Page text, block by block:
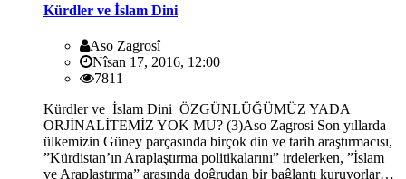
Kürdler ve İslam Dini
Aso Zagrosî
Nîsan 17, 2016, 12:00
7811
Kürdler ve İslam Dini ÖZGÜNLÜĞÜMÜZ YADA
ORJİNALİTEMİZ YOK MU? (3)Aso Zagrosi Son yıllarda
ülkemizin Güney parçasında birçok din ve tarih araştırmacısı,
”Kürdistan’ın Araplaştırma politikalarını” irdelerken, ”İslam
ve Araplaştırma” arasında doĝrudan bir baĝlantı kuruyorlar…